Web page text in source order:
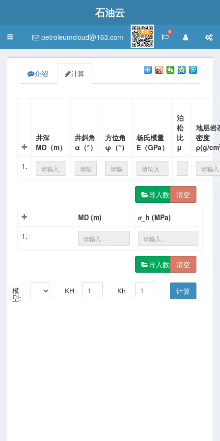
石油云
Toggle
petroleumcloud@163.com
关注 9
介绍 计算
井深
MD（m）
井斜角
α（°）
方位角
φ（°）
杨氏模量
E（GPa）
泊
松
比
μ
地层岩
密度
ρ(g/cm
1.
导入数据
MD (m)
𝜎_h (MPa)
1.
导入数据
模
型:
KH: Kh: